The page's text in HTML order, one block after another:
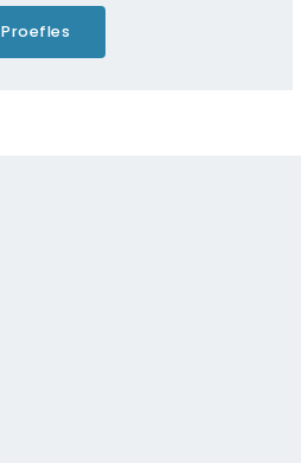
Proefles